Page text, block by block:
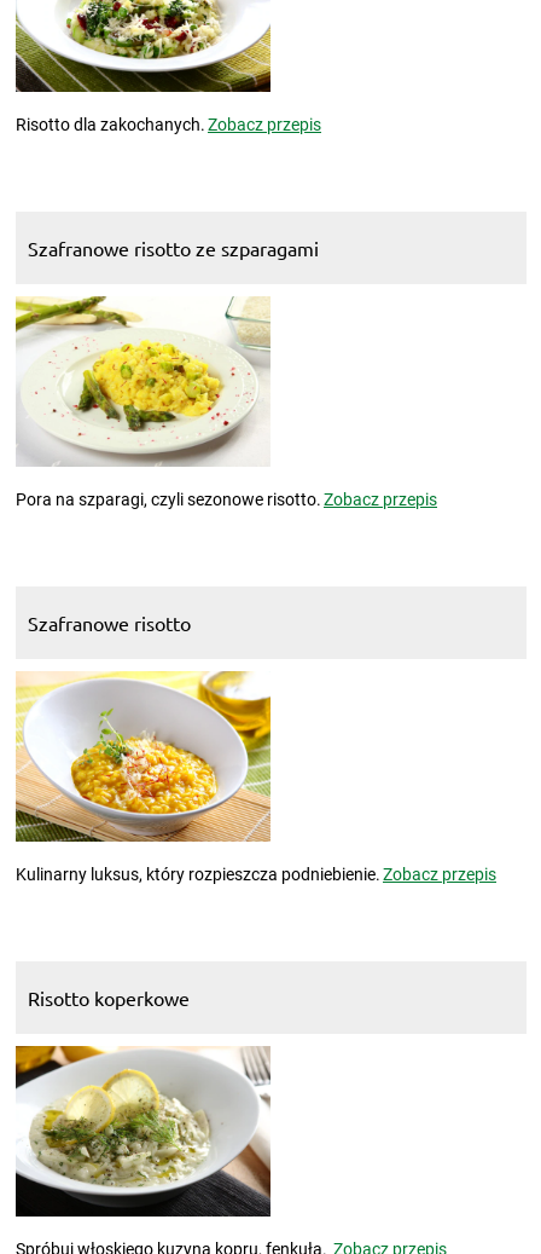
Risotto dla zakochanych.Zobacz przepis
Szafranowe risotto ze szparagami
Pora na szparagi, czyli sezonowe risotto.Zobacz przepis
Szafranowe risotto
Kulinarny luksus, który rozpieszcza podniebienie.Zobacz przepis
Risotto koperkowe
Spróbuj włoskiego kuzyna kopru, fenkuła. Zobacz przepis